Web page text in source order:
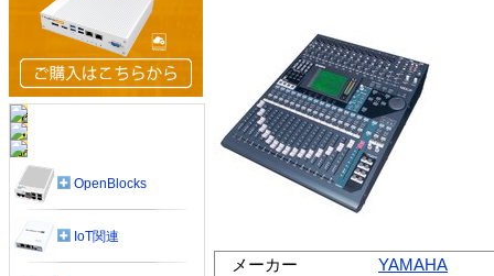
メーカー
YAMAHA
OpenBlocks
IoT関連